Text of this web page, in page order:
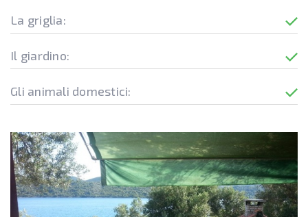
La griglia:
Il giardino:
Gli animali domestici: